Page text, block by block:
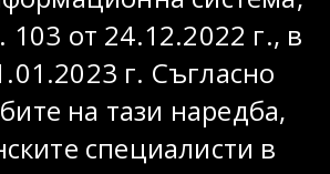
от 24.12.2022 г., в
г. Съгласно
на тази наредба,
специалисти в